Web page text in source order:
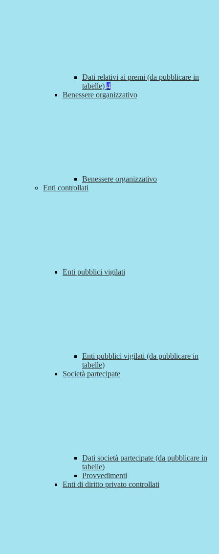
Dati relativi ai premi (da pubblicare in
tabelle) 4
Benessere organizzativo
Benessere organizzativo
Enti controllati
Enti pubblici vigilati
Enti pubblici vigilati (da pubblicare in
tabelle)
Società partecipate
Dati società partecipate (da pubblicare in
tabelle)
Provvedimenti
Enti di diritto privato controllati